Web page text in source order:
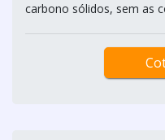
carbono sólidos, sem as